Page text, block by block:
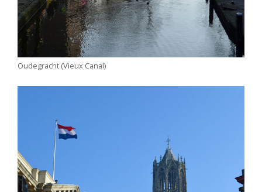
Oudegracht (Vieux Canal)